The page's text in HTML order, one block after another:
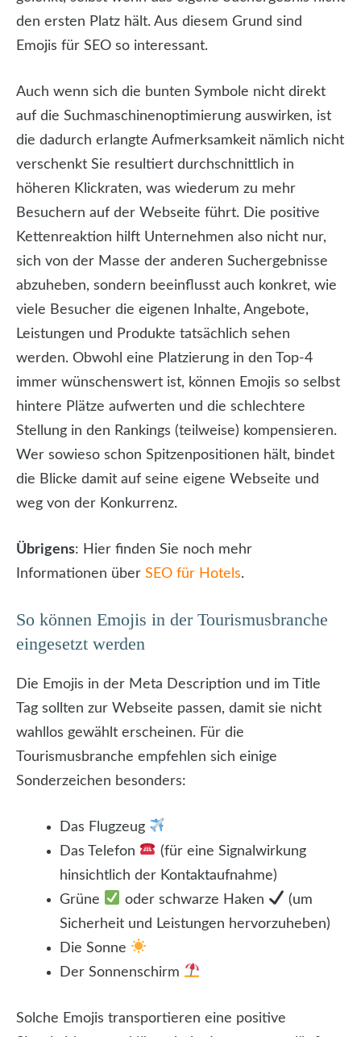
den ersten Platz hält. Aus diesem Grund sind
Emojis für SEO so interessant.
Auch wenn sich die bunten Symbole nicht direkt
auf die Suchmaschinenoptimierung auswirken, ist
die dadurch erlangte Aufmerksamkeit nämlich nicht
verschenkt Sie resultiert durchschnittlich in
höheren Klickraten, was wiederum zu mehr
Besuchern auf der Webseite führt. Die positive
Kettenreaktion hilft Unternehmen also nicht nur,
sich von der Masse der anderen Suchergebnisse
abzuheben, sondern beeinflusst auch konkret, wie
viele Besucher die eigenen Inhalte, Angebote,
Leistungen und Produkte tatsächlich sehen
werden. Obwohl eine Platzierung in den Top-4
immer wünschenswert ist, können Emojis so selbst
hintere Plätze aufwerten und die schlechtere
Stellung in den Rankings (teilweise) kompensieren.
Wer sowieso schon Spitzenpositionen hält, bindet
die Blicke damit auf seine eigene Webseite und
weg von der Konkurrenz.
Übrigens: Hier finden Sie noch mehr
Informationen über SEO für Hotels.
So können Emojis in der Tourismusbranche
eingesetzt werden
Die Emojis in der Meta Description und im Title
Tag sollten zur Webseite passen, damit sie nicht
wahllos gewählt erscheinen. Für die
Tourismusbranche empfehlen sich einige
Sonderzeichen besonders:
Das Flugzeug
Das Telefon
(für eine Signalwirkung
hinsichtlich der Kontaktaufnahme)
Grüne
oder schwarze Haken
(um
Sicherheit und Leistungen hervorzuheben)
Die Sonne
Der Sonnenschirm
Solche Emojis transportieren eine positive